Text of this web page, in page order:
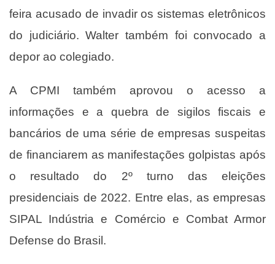
feira acusado de invadir os sistemas eletrônicos
do judiciário. Walter também foiconvocado a
depor ao colegiado.
A CPMI também aprovou o acesso a
informações e a quebra de sigilos fiscais e
bancários de uma série de empresas suspeitas
de financiarem as manifestações golpistas após
o resultado do 2º turno das eleições
presidenciais de 2022. Entre elas, as empresas
SIPAL Indústria e Comércio e Combat Armor
Defense do Brasil.